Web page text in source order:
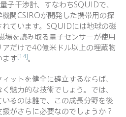
子干渉計、すなわちSQUIDで、
関CSIROが開発した携帯用の探
ています。SQUIDには地球の磁
を読み取る量子センサーが使用
だけで40億米ドル以上の埋蔵物
ます[14]。
ットを健全に確立するならば、
魅力的な技術でしょう。では、
るのは誰で、この成長分野を後
がさらに必要なのでしょうか？